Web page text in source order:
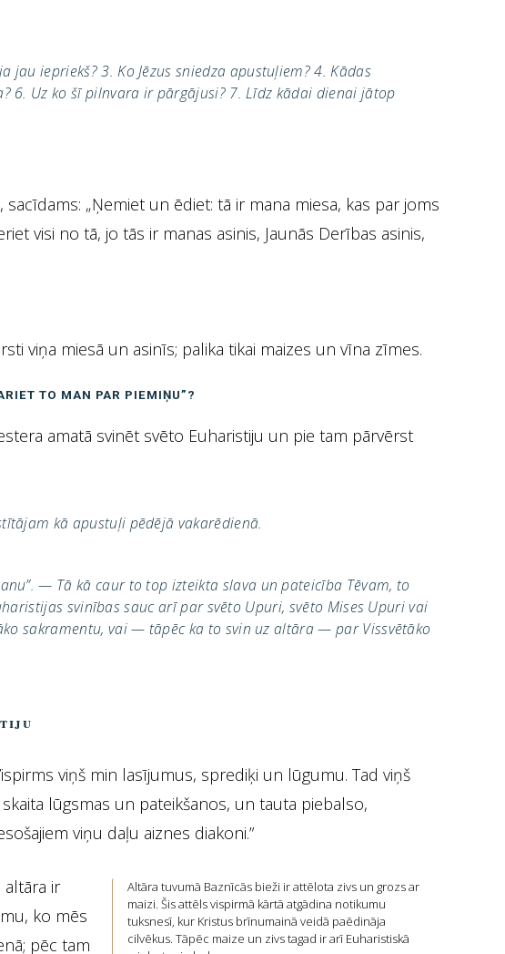
iepriekš? 3. Ko Jēzus sniedza apustuļiem? 4. Kādas
6. Uz ko šī pilnvara ir pārgājusi? 7. Līdz kādai dienai jātop
„Ņemiet un ēdiet: tā ir mana miesa, kas par joms
visi no tā, jo tās ir manas asinis, Jaunās Derības asinis,
viņa miesā un asinīs; palika tikai maizes un vīna zīmes.
TO MAN PAR PIEMIŅU”?
amatā svinēt svēto Euharistiju un pie tam pārvērst
kā apustuļi pēdējā vakarēdienā.
— Tā kā caur to top izteikta slava un pateicība Tēvam, to
svinības sauc arī par svēto Upuri, svēto Mises Upuri vai
sakramentu, vai — tāpēc ka to svin uz altāra — par Vissvētāko
viņš min lasījumus, sprediķi un lūgumu. Tad viņš
lūgsmas un pateikšanos, un tauta piebalso,
viņu daļu aiznes diakoni.”
Altāra tuvumā Baznīcās bieži ir attēlota zivs un grozs ar
maizi. Šis attēls vispirmā kārtā atgādina notikumu
tuksnesī, kur Kristus brīnumainā veidā paēdināja
cilvēkus. Tāpēc maize un zivs tagad ir arī Euharistiskā
altāra ir
ko mēs
pēc tam